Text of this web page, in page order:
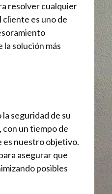
resolver cualquier
es uno de
solución más
seguridad de su
un tiempo de
es nuestro objetivo.
asegurar que
posibles